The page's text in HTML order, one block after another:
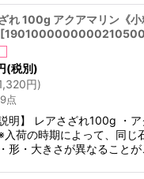
れ 100g アクアマリン《小
[
(税別)
円)
点
説明】 レアさざれ100g ・
入荷の時期によって、同じ
形・大きさが異なること